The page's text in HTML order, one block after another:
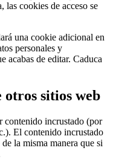
las cookies de acceso se
una cookie adicional en
personales y
acabas de editar. Caduca
sitios web
contenido incrustado (por
El contenido incrustado
la misma manera que si